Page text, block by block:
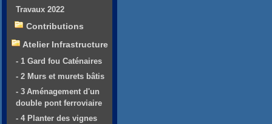
Travaux 2022
Contributions
Atelier Infrastructure
- 1 Gard fou Caténaires
- 2 Murs et murets bâtis
- 3 Aménagement d'un
double pont ferroviaire
- 4 Planter des vignes